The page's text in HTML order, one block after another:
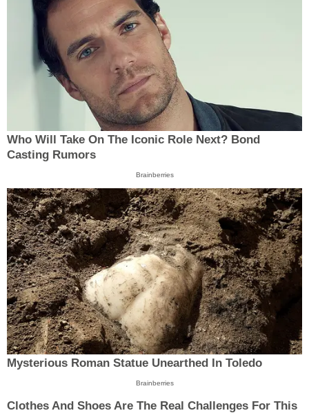
Who Will Take On The Iconic Role Next? Bond
Casting Rumors
Brainberries
Mysterious Roman Statue Unearthed In Toledo
Brainberries
Clothes And Shoes Are The Real Challenges For This